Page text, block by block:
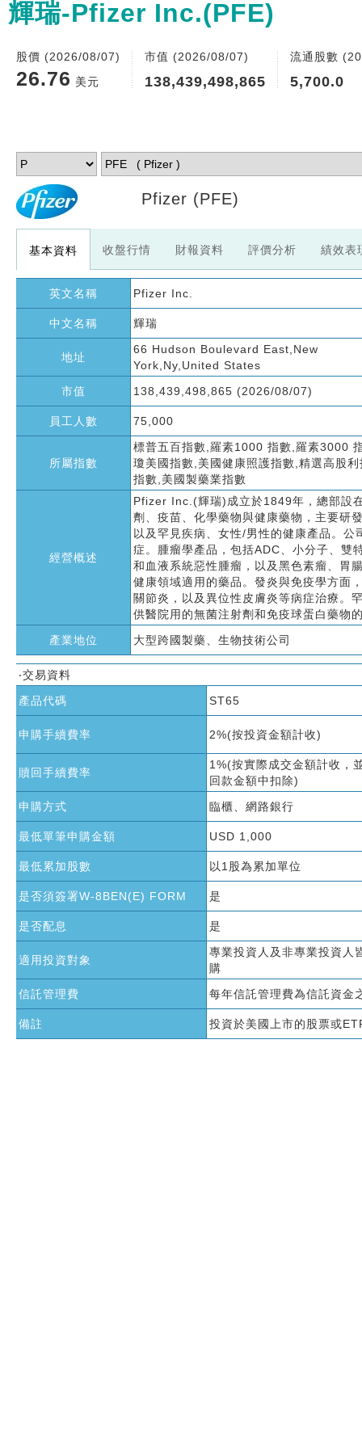
輝瑞-Pfizer Inc.(PFE)
股價 (2026/08/07)
26.76 美元
市值 (2026/08/07)
138,439,498,865
流通股數
5,700.0
Pfizer (PFE)
基本資料 收盤行情 財報資料 評價分析 績效表
英文名稱 Pfizer Inc.
中文名稱 輝瑞
地址
66 Hudson Boulevard East,New
York,Ny,United States
市值
138,439,498,865 (2026/08/07)
員工人數 75,000
所屬指數
標普五百指數,羅素1000 指數,羅素3000
瓊美國指數,美國健康照護指數,精選高股利
指數,美國製藥業指數
經營概述
Pfizer Inc.(輝瑞)成立於1849年，總部設
劑、疫苗、化學藥物與健康藥物，主要研
以及罕見疾病、女性/男性的健康產品。
症。腫瘤學產品，包括ADC、小分子、雙
和血液系統惡性腫瘤，以及黑色素瘤、胃
健康領域適用的藥品。發炎與免疫學方面
關節炎，以及異位性皮膚炎等病症治療。
供醫院用的無菌注射劑和免疫球蛋白藥物
產業地位
大型跨國製藥、生物技術公司
‧交易資料
產品代碼
ST65
申購手續費率 2%(按投資金額計收)
贖回手續費率
1%(按實際成交金額計收，
回款金額中扣除)
申購方式
臨櫃、網路銀行
最低單筆申購金額 USD 1,000
最低累加股數 以1股為累加單位
是否須簽署W-8BEN(E) FORM 是
是否配息 是
適用投資對象
專業投資人及非專業投資人
購
信託管理費
每年信託管理費為信託資金
備註 投資於美國上市的股票或